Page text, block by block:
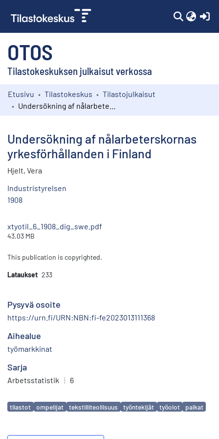
OTOS
Tilastokeskuksen julkaisut verkossa
Kokoelmat
Etusivu Tilastokeskus
Tilastojulkaisut
Undersökning af nålarbeterskornas
yrkesförhållanden i Finland
Hjelt, Vera
Industristyrelsen
1908
xtyotil_6_1908_dig_swe.pdf
43.03 MB
This publication is copyrighted.
Lataukset 233
Pysyvä osoite
https://urn.fi/URN:NBN:fi-fe2023013111368
Aihealue
työmarkkinat
Sarja
Arbetsstatistik | 6
Avainsanat
tilastot ompelijat tekstiiliteollisuus työntekijät työolot palkat